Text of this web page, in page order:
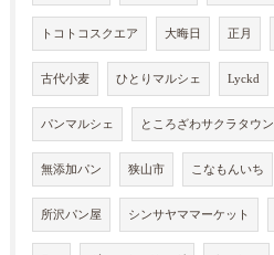
トコトコスクエア 大晦日 正月
古代小麦 ひとりマルシェ Lyckd
パンマルシェ ところざわサクラタウン
無添加パン 狭山市 こなもんいち
所沢パン屋 シンサヤママーケット